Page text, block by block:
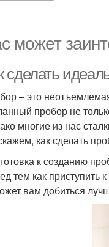
может
сделать
– это
пробор не
многие из нас
как сделать
к созданию
тем как приступить
вам добиться